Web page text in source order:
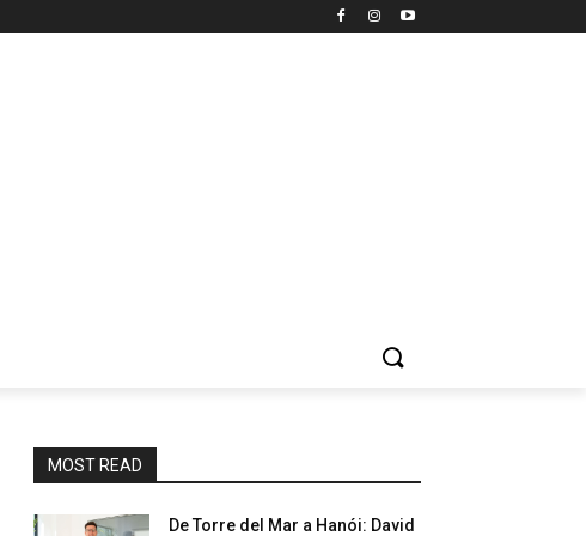
MOST READ
De Torre del Mar a Hanói: David